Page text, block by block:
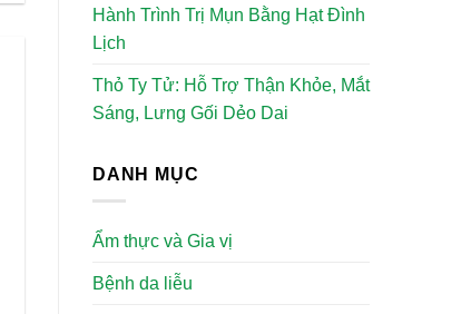
Hành Trình Trị Mụn Bằng Hạt Đình
Lịch
Thỏ Ty Tử: Hỗ Trợ Thận Khỏe, Mắt
Sáng, Lưng Gối Dẻo Dai
DANH MỤC
Ẩm thực và Gia vị
Bệnh da liễu